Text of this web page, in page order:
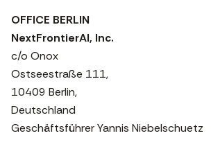
OFFICE BERLIN
NextFrontierAI, Inc.
c/o Onox
Ostseestraße 111,
10409 Berlin,
Deutschland
Geschäftsführer Yannis Niebelschuetz